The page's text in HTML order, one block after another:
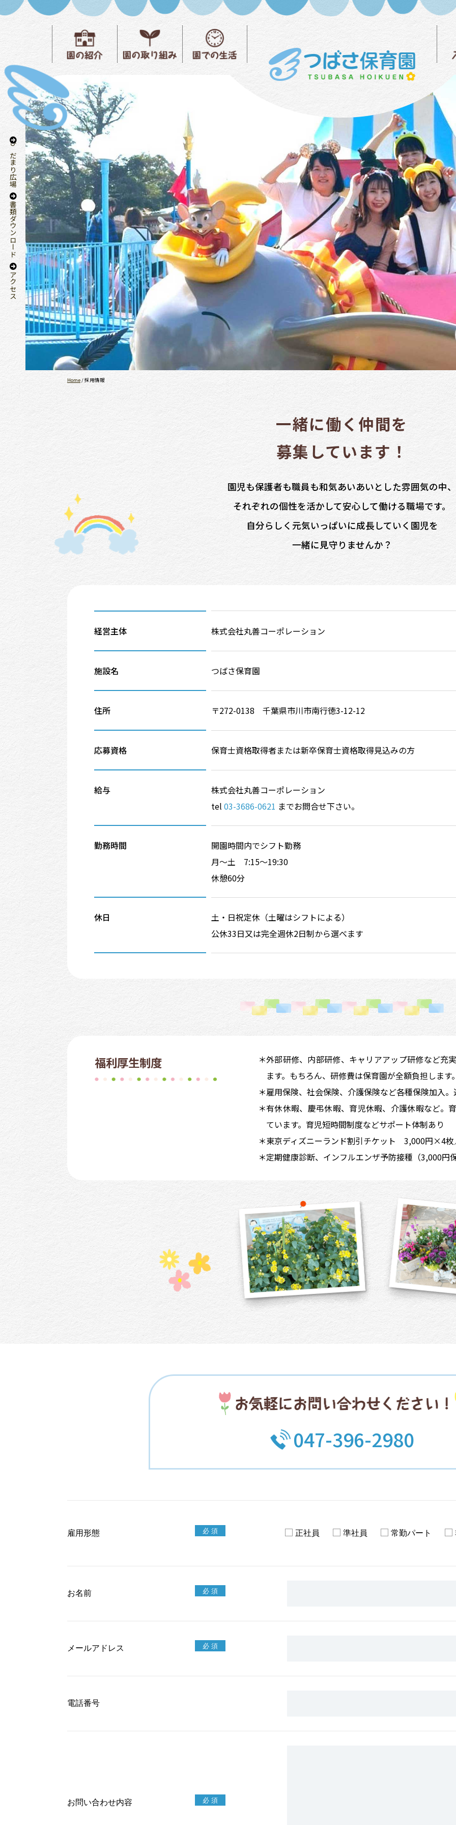
ひだまり広場
書類ダウンロード
アクセス
Home/採用情報
一緒に働く仲間を
募集しています！
園児も保護者も職員も和気あいあいとした雰囲気の中、
それぞれの個性を活かして安心して働ける職場です。
自分らしく元気いっぱいに成長していく園児を
一緒に見守りませんか？
経営主体 株式会社丸善コーポレーション
施設名 つばさ保育園
住所 〒272-0138 千葉県市川市南行徳3-12-12
応募資格 保育士資格取得者または新卒保育士資格取得見込みの方
給与
株式会社丸善コーポレーション
tel03-3686-0621 までお問合せ下さい。
勤務時間
開園時間内でシフト勤務
月～土 7:15～19:30
休憩60分
休日
土・日祝定休（土曜はシフトによる）
公休33日又は完全週休2日制から選べます
福利厚生制度
＊外部研修、内部研修、キャリアアップ研修など充
ます。もちろん、研修費は保育園が全額負担します
＊雇用保険、社会保険、介護保険など各種保険加入
＊有休休暇、慶弔休暇、育児休暇、介護休暇など。
ています。育児短時間制度などサポート体制あり
＊東京ディズニーランド割引チケット 3,000円×4枚
＊定期健康診断、インフルエンザ予防接種（3,000円
047-396-2980
雇用形態 正社員 準社員 常勤パート
お名前
メールアドレス
電話番号
お問い合わせ内容